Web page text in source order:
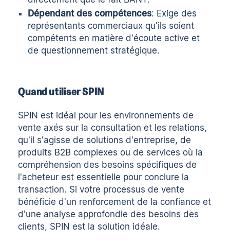
Dépendant des compétences: Exige des
représentants commerciaux qu'ils soient
compétents en matière d'écoute active et
de questionnement stratégique.
Quand utiliser SPIN
SPIN est idéal pour les environnements de
vente axés sur la consultation et les relations,
qu'il s'agisse de solutions d'entreprise, de
produits B2B complexes ou de services où la
compréhension des besoins spécifiques de
l'acheteur est essentielle pour conclure la
transaction. Si votre processus de vente
bénéficie d'un renforcement de la confiance et
d'une analyse approfondie des besoins des
clients, SPIN est la solution idéale.